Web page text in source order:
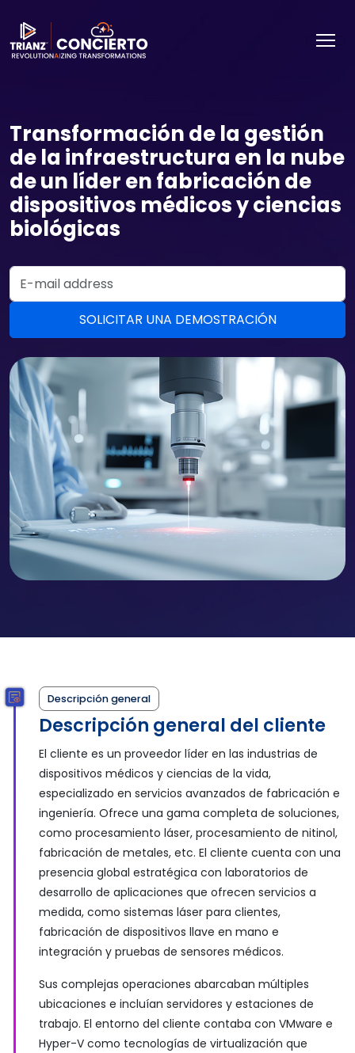
Transformación de la gestión
de la infraestructura en la nube
de un líder en fabricación de
dispositivos médicos y ciencias
biológicas
Email Address
Descripción general
Descripción general del cliente
El cliente es un proveedor líder en las industrias de
dispositivos médicos y ciencias de la vida,
especializado en servicios avanzados de fabricación e
ingeniería. Ofrece una gama completa de soluciones,
como procesamiento láser, procesamiento de nitinol,
fabricación de metales, etc. El cliente cuenta con una
presencia global estratégica con laboratorios de
desarrollo de aplicaciones que ofrecen servicios a
medida, como sistemas láser para clientes,
fabricación de dispositivos llave en mano e
integración y pruebas de sensores médicos.
Sus complejas operaciones abarcaban múltiples
ubicaciones e incluían servidores y estaciones de
trabajo. El entorno del cliente contaba con VMware e
Hyper-V como tecnologías de virtualización que